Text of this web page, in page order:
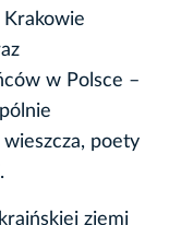
w Polsce –
poety
ziemi